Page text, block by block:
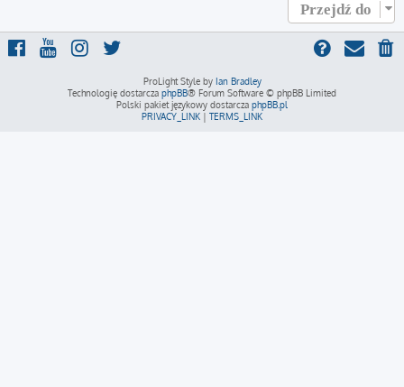
Przejdź do
ProLight Style by Ian Bradley
Technologię dostarcza phpBB® Forum Software © phpBB Limited
Polski pakiet językowy dostarcza phpBB.pl
PRIVACY_LINK | TERMS_LINK